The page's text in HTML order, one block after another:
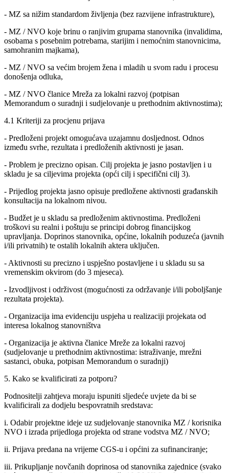
- MZ sa nižim standardom življenja (bez razvijene infrastrukture),
- MZ / NVO koje brinu o ranjivim grupama stanovnika (invalidima,
osobama s posebnim potrebama, starijim i nemoćnim stanovnicima,
samohranim majkama),
- MZ / NVO sa većim brojem žena i mladih u svom radu i procesu
donošenja odluka,
- MZ / NVO članice Mreža za lokalni razvoj (potpisan
Memorandum o suradnji i sudjelovanje u prethodnim aktivnostima);
4.1 Kriteriji za procjenu prijava
- Predloženi projekt omogućava uzajamnu dosljednost. Odnos
između svrhe, rezultata i predloženih aktivnosti je jasan.
- Problem je precizno opisan. Cilj projekta je jasno postavljen i u
skladu je sa ciljevima projekta (opći cilj i specifični cilj 3).
- Prijedlog projekta jasno opisuje predložene aktivnosti građanskih
konsultacija na lokalnom nivou.
- Budžet je u skladu sa predloženim aktivnostima. Predloženi
troškovi su realni i poštuju se principi dobrog financijskog
upravljanja. Doprinos stanovnika, općine, lokalnih poduzeća (javnih
i/ili privatnih) te ostalih lokalnih aktera uključen.
- Aktivnosti su precizno i uspješno postavljene i u skladu su sa
vremenskim okvirom (do 3 mjeseca).
- Izvodljivost i održivost (mogućnosti za održavanje i/ili poboljšanje
rezultata projekta).
- Organizacija ima evidenciju uspjeha u realizaciji projekata od
interesa lokalnog stanovništva
- Organizacija je aktivna članice Mreže za lokalni razvoj
(sudjelovanje u prethodnim aktivnostima: istraživanje, mrežni
sastanci, obuka, potpisan Memorandum o suradnji)
5. Kako se kvalificirati za potporu?
Podnositelji zahtjeva moraju ispuniti sljedeće uvjete da bi se
kvalificirali za dodjelu bespovratnih sredstava:
i. Odabir projektne ideje uz sudjelovanje stanovnika MZ / korisnika
NVO i izrada prijedloga projekta od strane vodstva MZ / NVO;
ii. Prijava predana na vrijeme CGS-u i općini za sufinanciranje;
iii. Prikupljanje novčanih doprinosa od stanovnika zajednice (svako